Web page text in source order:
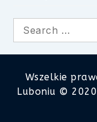
Search
for:
Wszelkie
Luboniu ©